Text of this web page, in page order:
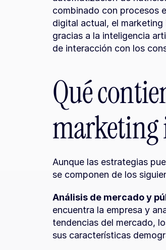
combinado con procesos
digital actual, el
gracias a la inteligencia
de interacción con los
Qué
marketing
Aunque las estrategias
se componen de los
Análisis de mercado y
encuentra la empresa y
tendencias del mercado,
sus características